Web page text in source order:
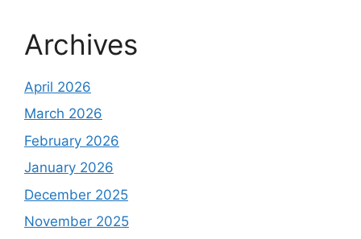
Archives
April 2026
March 2026
February 2026
January 2026
December 2025
November 2025